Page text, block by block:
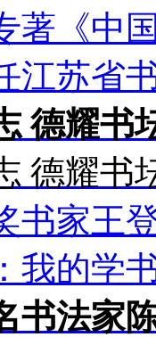
著《中
江苏省
德耀
德耀
书家王
我的学
书法家